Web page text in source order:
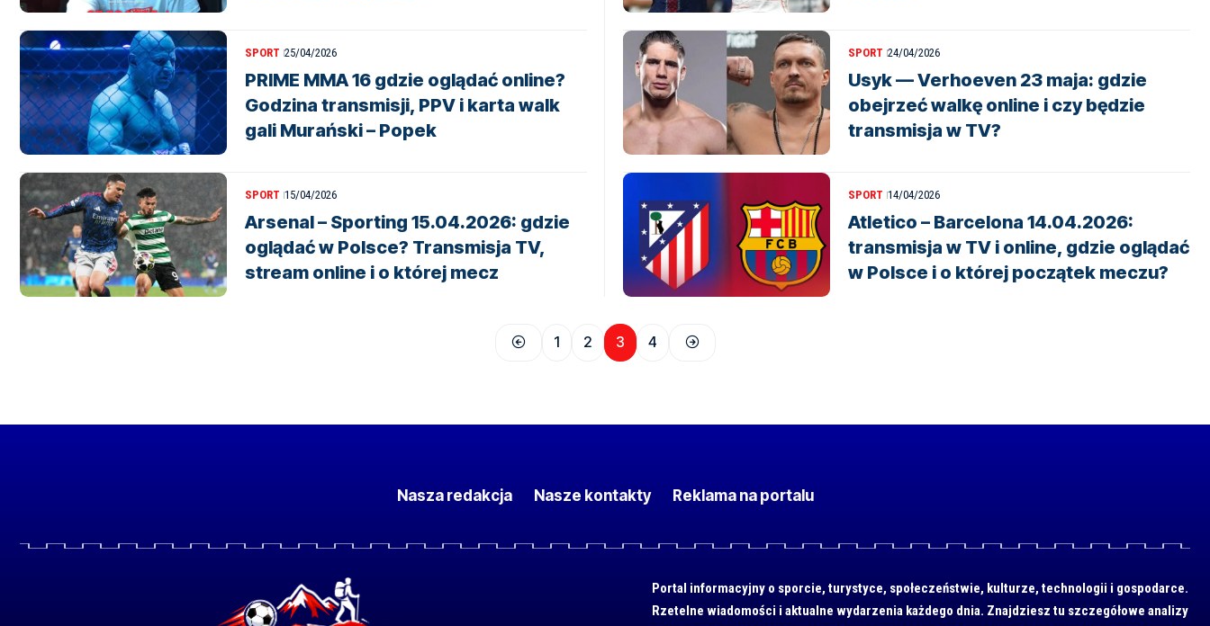
SPORT 25/04/2026
PRIME MMA 16 gdzie oglądać online?
Godzina transmisji, PPV i karta walk
gali Murański – Popek
SPORT 24/04/2026
Usyk — Verhoeven 23 maja: gdzie
obejrzeć walkę online i czy będzie
transmisja w TV?
SPORT 15/04/2026
Arsenal – Sporting 15.04.2026: gdzie
oglądać w Polsce? Transmisja TV,
stream online i o której mecz
SPORT 14/04/2026
Atletico – Barcelona 14.04.2026:
transmisja w TV i online, gdzie oglądać
w Polsce i o której początek meczu?
1 2 3 4
Nasza redakcja Nasze kontakty Reklama na portalu
Portal informacyjny o sporcie, turystyce, społeczeństwie, kulturze, technologii i gospodarce.
Rzetelne wiadomości i aktualne wydarzenia każdego dnia. Znajdziesz tu szczegółowe analizy